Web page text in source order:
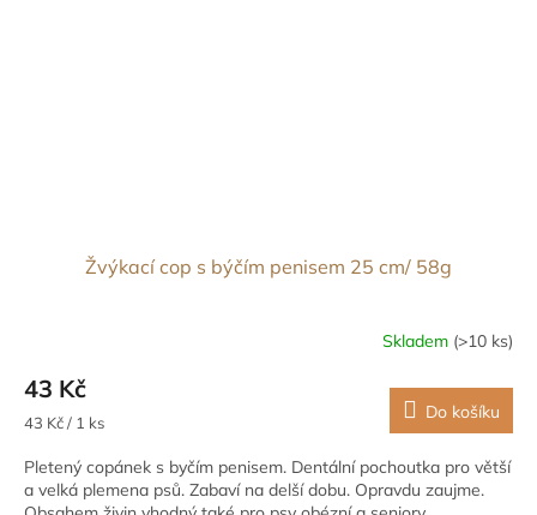
Žvýkací cop s býčím penisem 25 cm/ 58g
Skladem (>10 ks)
43 Kč
Měrná
43 Kč / 1 ks Do košíku
Pletený copánek s byčím penisem. Dentální pochoutka pro větší
a velká plemena psů. Zabaví na delší dobu. Opravdu zaujme.